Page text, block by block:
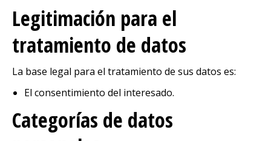
Legitimación para el
tratamiento de datos
La base legal para el tratamiento de sus datos es:
El consentimiento del interesado.
Categorías de datos